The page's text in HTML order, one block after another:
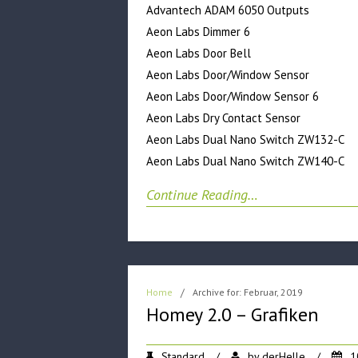
Advantech ADAM 6050 Outputs
Aeon Labs Dimmer 6
Aeon Labs Door Bell
Aeon Labs Door/Window Sensor
Aeon Labs Door/Window Sensor 6
Aeon Labs Dry Contact Sensor
Aeon Labs Dual Nano Switch ZW132-C
Aeon Labs Dual Nano Switch ZW140-C
Continue Reading…
Home / Archive for: Februar, 2019
Homey 2.0 – Grafiken